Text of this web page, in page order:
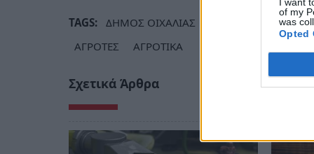
of my
was
Opted
TAGS: ΔΗΜΟΣ ΟΙΧΑΛΙΑΣ ΠΑΝΑΓΙΩΤΑ
ΑΓΡΟΤΕΣ
ΑΓΡΟΤΙΚΑ
Σχετικά Άρθρα